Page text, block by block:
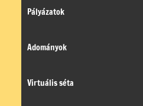
Pályázatok
Adományok
Virtuális séta